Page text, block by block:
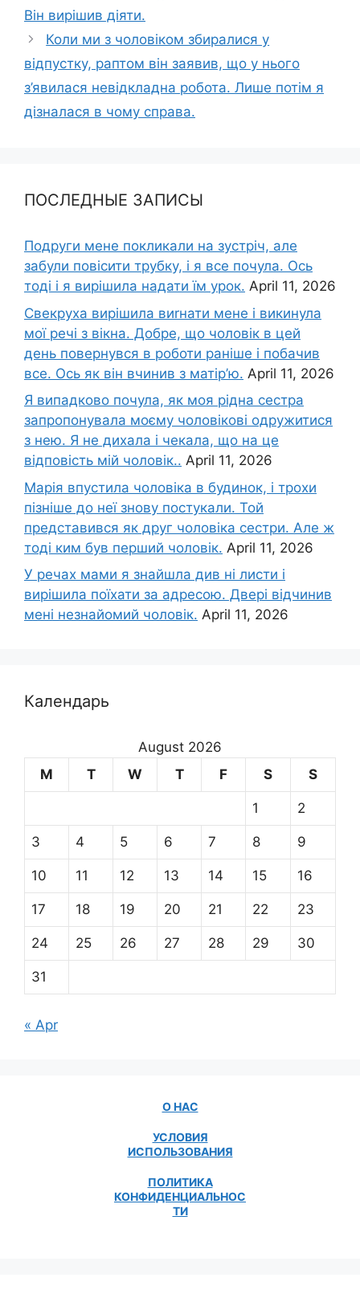
Він вирішив діяти.
Коли ми з чоловіком збиралися у
відпустку, раптом він заявив, що у нього
з’явилася невідкладна робота. Лише потім я
дізналася в чому справа.
ПОСЛЕДНЫЕ ЗАПИСЫ
Подруги мене покликали на зустріч, але
забули повісити трубку, і я все почула. Ось
тоді і я вирішила надати їм урок. April 11, 2026
Свекруха вирішила виrнати мене і викинула
мої речі з вікна. Добре, що чоловік в цей
день повернувся в роботи раніше і побачив
все. Ось як він вчинив з матір’ю. April 11, 2026
Я випадково почула, як моя рідна сестра
запропонувала моєму чоловікові одружитися
з нею. Я не дихала і чекала, що на це
відповість мій чоловік.. April 11, 2026
Марія впустила чоловіка в будинок, і трохи
пізніше до неї знову постукали. Той
представився як друг чоловіка сестри. Але ж
тоді ким був перший чоловік. April 11, 2026
У речах мами я знайшла див ні листи і
вирішила поїхати за адресою. Двері відчинив
мені незнайомий чоловік. April 11, 2026
Календарь
August 2026
M
T W T F S S
1 2
3 4 5 6 7 8 9
10 11 12 13 14 15 16
17 18 19 20 21 22 23
24 25 26 27 28 29 30
31
« Apr
О НАС
УСЛОВИЯ
ИСПОЛЬЗОВАНИЯ
ПОЛИТИКА
КОНФИДЕНЦИАЛЬНОС
ТИ